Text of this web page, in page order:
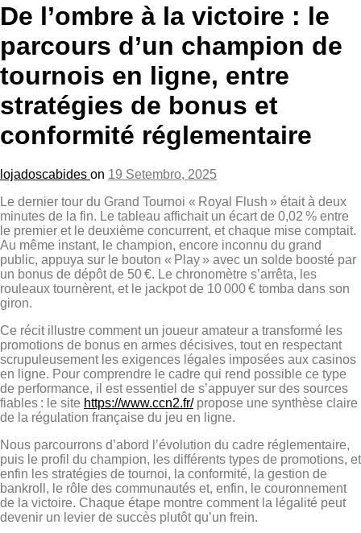
De l’ombre à la victoire : le
parcours d’un champion de
tournois en ligne, entre
stratégies de bonus et
conformité réglementaire
lojadoscabides on 19 Setembro, 2025
Le dernier tour du Grand Tournoi « Royal Flush » était à deux
minutes de la fin. Le tableau affichait un écart de 0,02 % entre
le premier et le deuxième concurrent, et chaque mise comptait.
Au même instant, le champion, encore inconnu du grand
public, appuya sur le bouton « Play » avec un solde boosté par
un bonus de dépôt de 50 €. Le chronomètre s’arrêta, les
rouleaux tournèrent, et le jackpot de 10 000 € tomba dans son
giron.
Ce récit illustre comment un joueur amateur a transformé les
promotions de bonus en armes décisives, tout en respectant
scrupuleusement les exigences légales imposées aux casinos
en ligne. Pour comprendre le cadre qui rend possible ce type
de performance, il est essentiel de s’appuyer sur des sources
fiables : le site https://www.ccn2.fr/propose une synthèse claire
de la régulation française du jeu en ligne.
Nous parcourrons d’abord l’évolution du cadre réglementaire,
puis le profil du champion, les différents types de promotions, et
enfin les stratégies de tournoi, la conformité, la gestion de
bankroll, le rôle des communautés et, enfin, le couronnement
de la victoire. Chaque étape montre comment la légalité peut
devenir un levier de succès plutôt qu’un frein.